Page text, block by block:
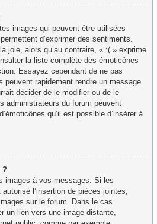
images qui peuvent être utilisées
d’exprimer des sentiments.
joie, alors qu’au contraire, « :( » exprime
la liste complète des émoticônes
Essayez cependant de ne pas
peuvent rapidement rendre un message
décider de le modifier ou de le
administrateurs du forum peuvent
qu’il est possible d’insérer à
?
images à vos messages. Si les
l’insertion de pièces jointes,
sur le forum. Dans le cas
un lien vers une image distante,